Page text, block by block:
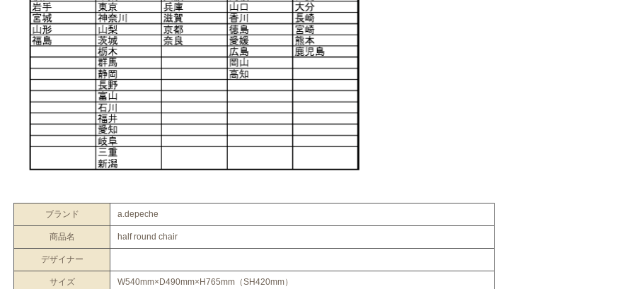
ブランド a.depeche
商品名 half round chair
デザイナー
サイズ W540mm×D490mm×H765mm（SH420mm）